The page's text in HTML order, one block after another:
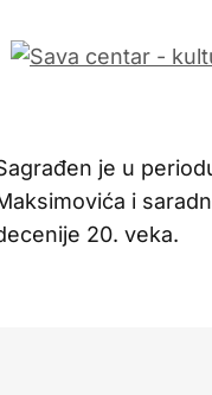
je u
i
20. veka.